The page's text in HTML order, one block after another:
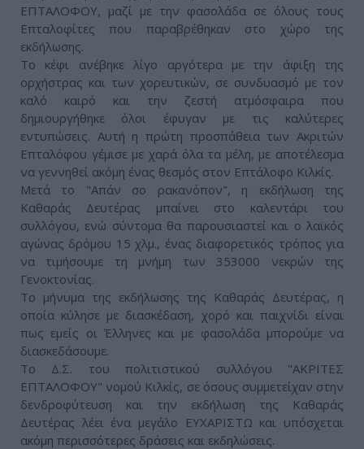
ΕΠΤΑΛΟΦΟΥ, μαζί με την φασολάδα σε όλους τους
Επταλοφίτες που παραβρέθηκαν στο χώρο της
εκδήλωσης.
Το κέφι ανέβηκε λίγο αργότερα με την άφιξη της
ορχήστρας και των χορευτικών, σε συνδυασμό με τον
καλό καιρό και την ζεστή ατμόσφαιρα που
δημιουργήθηκε όλοι έφυγαν με τις καλύτερες
εντυπώσεις. Αυτή η πρώτη προσπάθεια των Ακριτών
Επταλόφου γέμισε με χαρά όλα τα μέλη, με αποτέλεσμα
να γεννηθεί ακόμη ένας θεσμός στον Επτάλοφο Κιλκίς.
Μετά το "Απάν σο ρακανόπον", η εκδήλωση της
Καθαράς Δευτέρας μπαίνει στο καλεντάρι του
συλλόγου, ενώ σύντομα θα παρουσιαστεί και ο λαϊκός
αγώνας δρόμου 15 χλμ., ένας διαφορετικός τρόπος για
να τιμήσουμε τη μνήμη των 353000 νεκρών της
Γενοκτονίας.
Το μήνυμα της εκδήλωσης της Καθαράς Δευτέρας, η
οποία κύλησε με διασκέδαση, χορό και παιχνίδι είναι
πως εμείς οι Έλληνες και με φασολάδα μπορούμε να
διασκεδάσουμε.
Το Δ.Σ. του πολιτιστικού συλλόγου "ΑΚΡΙΤΕΣ
ΕΠΤΑΛΟΦΟΥ" νομού Κιλκίς, σε όσους συμμετείχαν στην
δενδροφύτευση και την εκδήλωση της Καθαράς
Δευτέρας λέει ένα μεγάλο ΕΥΧΑΡΙΣΤΩ και υπόσχεται
ακόμη περισσότερες δράσεις και εκδηλώσεις.